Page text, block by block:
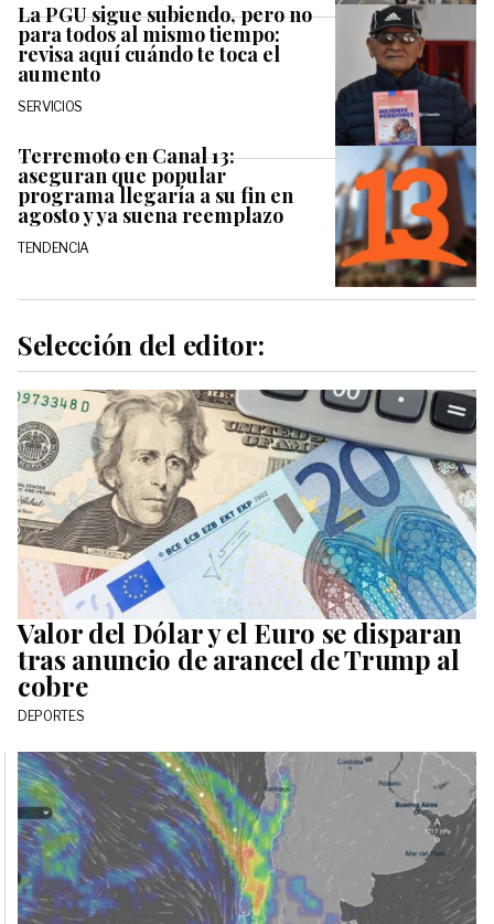
La PGU sigue subiendo, pero no
para todos al mismo tiempo:
revisa aquí cuándo te toca el
aumento
SERVICIOS
Terremoto en Canal 13:
aseguran que popular
programa llegaría a su fin en
agosto y ya suena reemplazo
TENDENCIA
Selección del editor:
Valor del Dólar y el Euro se disparan
tras anuncio de arancel de Trump al
cobre
DEPORTES